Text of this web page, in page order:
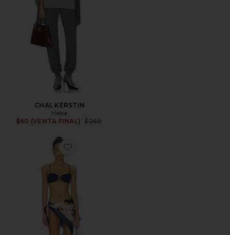
CHAL KERSTIN
Helsa
$60 (VENTA FINAL)
Previous price:
$269
Favorite PAÑUELO EQUESTRIAN